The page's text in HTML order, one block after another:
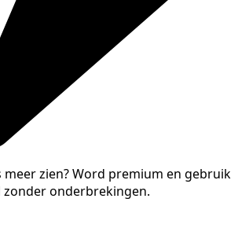
zien?Word premium en gebruik
zonder onderbrekingen.